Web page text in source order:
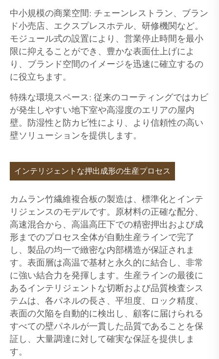
中小規模の商業空間: チェーンレストラン、ブラン
ド小売店、エクスプレスホテル、研修機関など。
モジュール式の設置により、営業停止時間を最小
限に抑えることができ、豊かな表面仕上げによ
り、ブランド空間のイメージを迅速に確立するの
に役立ちます。
特殊な環境スペース: 従来のコーティングではカビ
が発生しやすい地下室や高湿度のエリアの屋内
壁。防湿性と防カビ性により、より信頼性の高い
壁ソリューションを提供します。
インテリジェントな押出成形の生産プロセス
カムラン竹繊維複合板の製造は、標準化とインテ
リジェンスのモデルです。原材料の正確な配分、
高速混合から、高温高圧下での精密押出および成
形までのプロセス全体が自動生産ラインで完了
し、製品の均一で緻密な内部構造が保証されま
す。表面層は高温で基材と永久的に結合し、非常
に強い結合力を発揮します。生産ラインの最後に
あるインテリジェントな切断および品質検査シス
テムは、各パネルの長さ、平坦度、ロック精度、
表面の欠陥を自動的に検出し、顧客に届けられる
すべての壁パネルが一貫した品質であることを保
証し、大量調達に対して確実な保証を提供しま
す。